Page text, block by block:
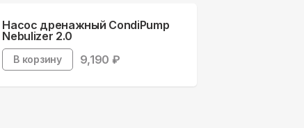
Насос дренажный CondiPump
Nebulizer 2.0
В корзину 9,190 ₽